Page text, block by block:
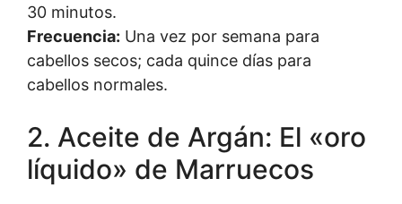
30 minutos.
Frecuencia: Una vez por semana para
cabellos secos; cada quince días para
cabellos normales.
2. Aceite de Argán: El «oro
líquido» de Marruecos